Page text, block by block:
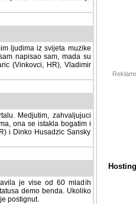
ljudima iz svijeta muzike
napisao sam, mada su
(Vinkovci, HR), Vladimir
zahvaljujuci veliki
ona se istakla bogatim i
i Dinko Husadzic Sansky
je vise od 60 mladih
demo benda. Ukoliko im